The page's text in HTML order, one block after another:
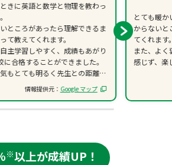
きに英語と数学と物理を教わっ
ところがあったら理解できるま
て教えてくれます。
主学習しやすく、成績もあがり
に合格することができました。
もとても明るく先生との距離も
相談しやすい環境でした。
情報提供元： Google マップ
とても暖
からないと
てくれます
また、よ
感じず、楽
※以上が成績UP！